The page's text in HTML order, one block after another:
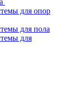
для опор
для пола
для